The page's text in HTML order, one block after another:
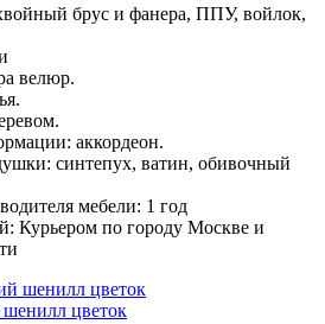
брус и фанера, ППУ, войлок,
велюр.
аккордеон.
синтепух, ватин, обивочный
мебели: 1 год
Курьером по городу Москве и
цветок